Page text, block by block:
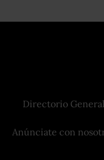
Directorio General
Anúnciate con